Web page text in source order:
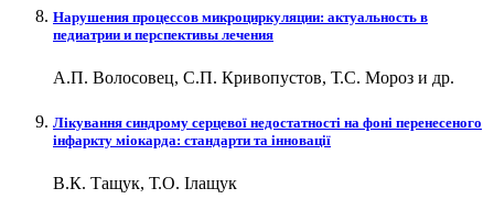
Нарушения процессов микроциркуляции: актуальность в
педиатрии и перспективы лечения
А.П. Волосовец, С.П. Кривопустов, Т.С. Мороз и др.
Лікування синдрому серцевої недостатності на фоні перенесеного
інфаркту міокарда: стандарти та інновації
В.К. Тащук, Т.О. Ілащук